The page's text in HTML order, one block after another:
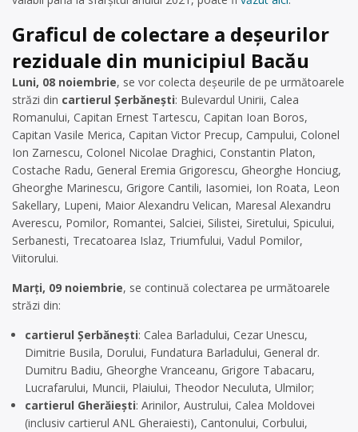
Graficul de colectare a deșeurilor
reziduale din municipiul Bacău
Luni, 08 noiembrie, se vor colecta deșeurile de pe următoarele
străzi din cartierul Şerbănești: Bulevardul Unirii, Calea
Romanului, Capitan Ernest Tartescu, Capitan Ioan Boros,
Capitan Vasile Merica, Capitan Victor Precup, Campului, Colonel
Ion Zarnescu, Colonel Nicolae Draghici, Constantin Platon,
Costache Radu, General Eremia Grigorescu, Gheorghe Honciug,
Gheorghe Marinescu, Grigore Cantili, Iasomiei, Ion Roata, Leon
Sakellary, Lupeni, Maior Alexandru Velican, Maresal Alexandru
Averescu, Pomilor, Romantei, Salciei, Silistei, Siretului, Spicului,
Serbanesti, Trecatoarea Islaz, Triumfului, Vadul Pomilor,
Viitorului.
Marți, 09 noiembrie, se continuă colectarea pe următoarele
străzi din:
cartierul Şerbănești: Calea Barladului, Cezar Unescu,
Dimitrie Busila, Dorului, Fundatura Barladului, General dr.
Dumitru Badiu, Gheorghe Vranceanu, Grigore Tabacaru,
Lucrafarului, Muncii, Plaiului, Theodor Neculuta, Ulmilor;
cartierul Gherăiești: Arinilor, Austrului, Calea Moldovei
(inclusiv cartierul ANL Gheraiesti), Cantonului, Corbului,